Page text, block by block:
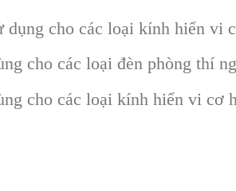
cho các loại kính hiển vi
cho các loại đèn phòng thí
cho các loại kính hiển vi cơ